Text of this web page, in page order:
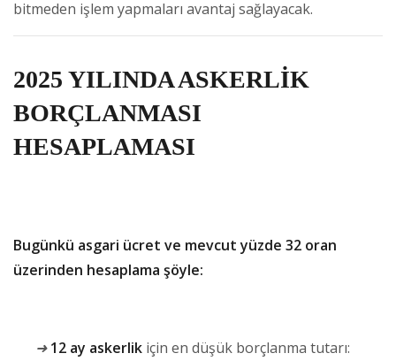
bitmeden işlem yapmaları avantaj sağlayacak.
2025 YILINDA ASKERLİK
BORÇLANMASI
HESAPLAMASI
Bugünkü asgari ücret ve mevcut yüzde 32 oran
üzerinden hesaplama şöyle:
➜12 ay askerlik için en düşük borçlanma tutarı: